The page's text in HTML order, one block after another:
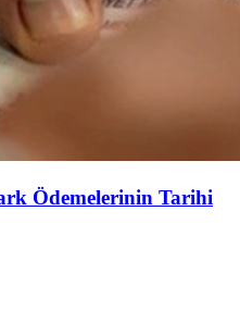
Ödemelerinin Tarihi